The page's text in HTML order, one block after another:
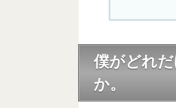
僕がどれ
か。